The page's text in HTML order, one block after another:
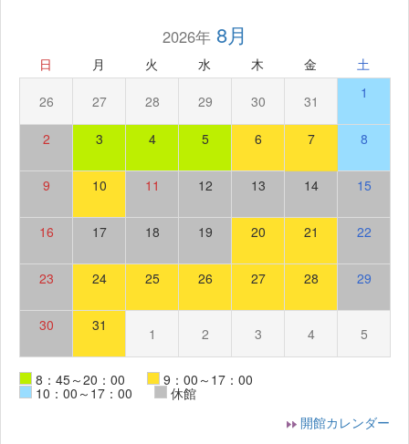
2026年8月
日 月 火 水 木 金 土
26 27 28 29 30 31 1
2 3 4 5 6 7 8
9 10 11 12 13 14 15
16 17 18 19 20 21 22
23 24 25 26 27 28 29
30 31 1 2 3 4 5
8：45～20：00 9：00～17：00
10：00～17：00
休館
開館カレンダー